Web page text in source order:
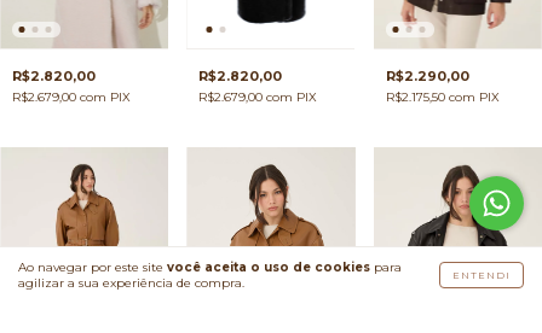
Ao navegar por este site você aceita o uso de cookies para
agilizar a sua experiência de compra.
ENTENDI
R$2.820,00
R$2.679,00 com PIX
R$2.820,00
R$2.679,00com PIX
R$2.290,00
R$2.175,50 com PIX